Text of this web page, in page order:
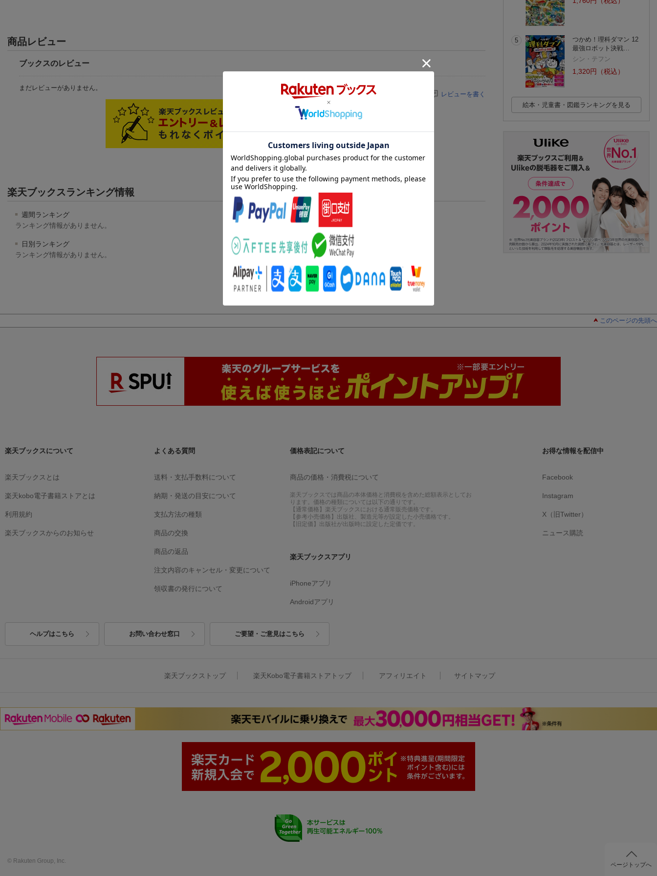
商品レビュー
ブックスのレビュー
まだレビューがありません。
レビューを書く
楽天ブックスランキング情報
週間ランキング
ランキング情報がありません。
日別ランキング
ランキング情報がありません。
5
つかめ！理科ダマン 12
最強ロボット決戦…
シン・テフン
1,320円（税込）
絵本・児童書・図鑑ランキングを見る
このページの先頭へ
楽天ブックスについて
楽天ブックスとは
楽天kobo電子書籍ストアとは
利用規約
楽天ブックスからのお知らせ
よくある質問
送料・支払手数料について
納期・発送の目安について
支払方法の種類
商品の交換
商品の返品
注文内容のキャンセル・変更について
領収書の発行について
価格表記について
商品の価格・消費税について
楽天ブックスでは商品の本体価格と消費税を含めた総額表示としてお
ります。価格の種類については以下の通りです。
【通常価格】楽天ブックスにおける通常販売価格です。
【参考小売価格】出版社、製造元等が設定した小売価格です。
【旧定価】出版社が出版時に設定した定価です。
楽天ブックスアプリ
iPhoneアプリ
Androidアプリ
お得な情報を配信中
Facebook
Instagram
X（旧Twitter）
ニュース購読
ヘルプはこちら お問い合わせ窓口 ご要望・ご意見はこちら
楽天ブックストップ 楽天Kobo電子書籍ストアトップ アフィリエイト サイトマップ
© Rakuten Group, Inc.
ページトップへ